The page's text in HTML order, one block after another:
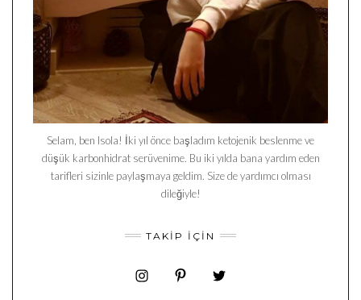
Selam, ben Isola! İki yıl önce başladım ketojenik beslenme ve
düşük karbonhidrat serüvenime. Bu iki yılda bana yardım eden
tarifleri sizinle paylaşmaya geldim. Size de yardımcı olması
dileğiyle!
TAKIP İÇIN